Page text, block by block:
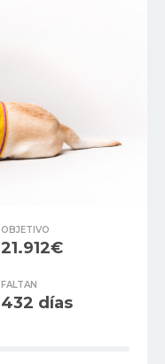
OBJETIVO
21.912€
FALTAN
432 días